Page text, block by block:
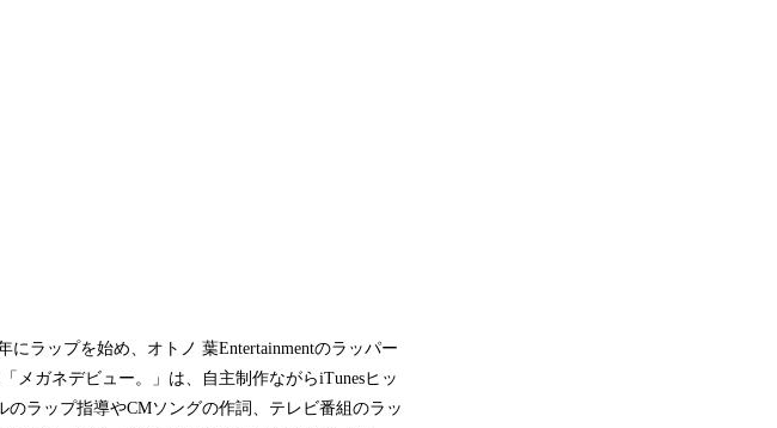
ラップを始め、オトノ 葉Entertainmentのラッパー
メガネデビュー。」は、自主制作ながらiTunesヒッ
ラップ指導やCMソングの作詞、テレビ番組のラッ